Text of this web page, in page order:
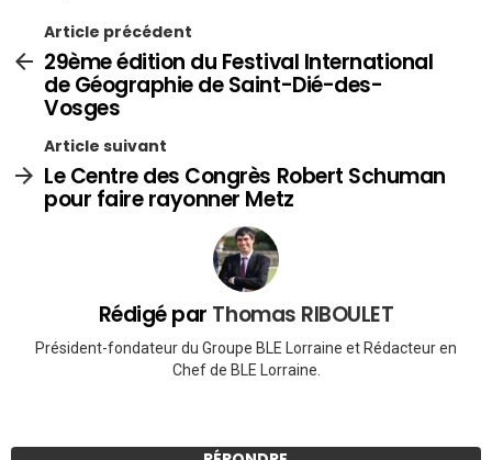
Article précédent
29ème édition du Festival International
de Géographie de Saint-Dié-des-
Vosges
Article suivant
Le Centre des Congrès Robert Schuman
pour faire rayonner Metz
Rédigé par Thomas RIBOULET
Président-fondateur du Groupe BLE Lorraine et Rédacteur en
Chef de BLE Lorraine.